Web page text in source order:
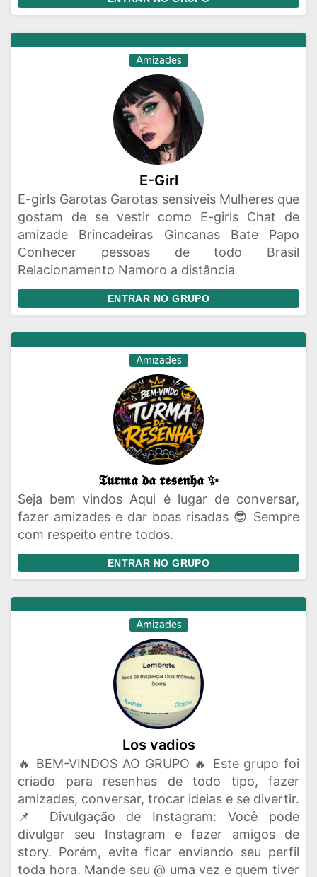
Amizades
E-Girl
E-girls Garotas Garotas sensíveis Mulheres que
gostam de se vestir como E-girls Chat de
amizade Brincadeiras Gincanas Bate Papo
Conhecer pessoas de todo Brasil
Relacionamento Namoro a distância
ENTRAR NO GRUPO
Amizades
𝕿𝖚𝖗𝖒𝖆 𝖉𝖆 𝖗𝖊𝖘𝖊𝖓𝖍𝖆 ✨
Seja bem vindos Aqui é lugar de conversar,
fazer amizades e dar boas risadas 😎 Sempre
com respeito entre todos.
ENTRAR NO GRUPO
Amizades
Los vadios
🔥 BEM-VINDOS AO GRUPO 🔥 Este grupo foi
criado para resenhas de todo tipo, fazer
amizades, conversar, trocar ideias e se divertir.
📌 Divulgação de Instagram: Você pode
divulgar seu Instagram e fazer amigos de
story. Porém, evite ficar enviando seu perfil
toda hora. Mande seu @ uma vez e quem tiver